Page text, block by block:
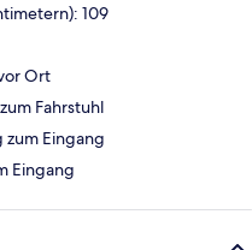
109
Ort
Fahrstuhl
Eingang
Eingang